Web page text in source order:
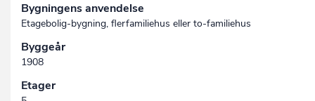
Bygningens anvendelse
Etagebolig-bygning, flerfamiliehus eller to-familiehus
Byggeår
1908
Etager